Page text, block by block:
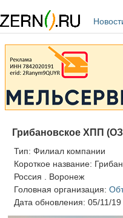
Грибановское ХПП
Тип: Филиал компании
Короткое название:
Россия
Воронеж
Головная организация:
Дата обновления: 05/11/19